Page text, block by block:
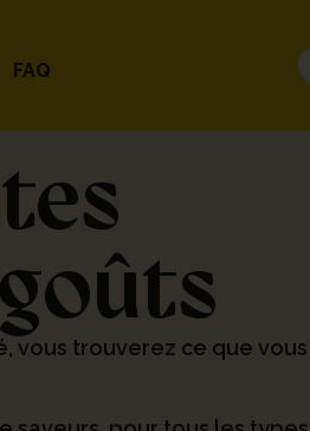
FAQ
goûts
trouverez ce que